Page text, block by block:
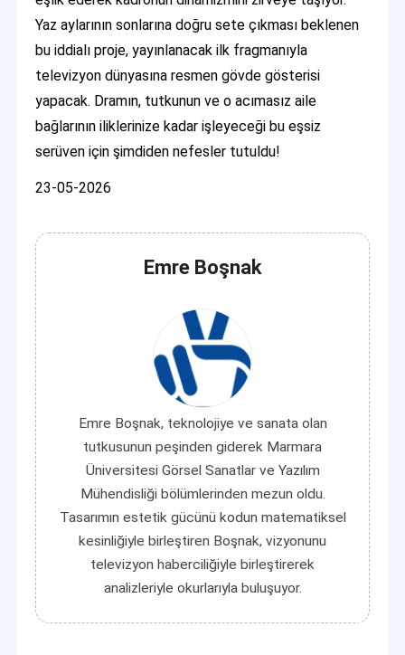
Yaz aylarının sonlarına doğru sete çıkması beklenen
bu iddialı proje, yayınlanacak ilk fragmanıyla
televizyon dünyasına resmen gövde gösterisi
yapacak. Dramın, tutkunun ve o acımasız aile
bağlarının iliklerinize kadar işleyeceği bu eşsiz
serüven için şimdiden nefesler tutuldu!
23-05-2026
Emre Boşnak
Emre Boşnak, teknolojiye ve sanata olan
tutkusunun peşinden giderek Marmara
Üniversitesi Görsel Sanatlar ve Yazılım
Mühendisliği bölümlerinden mezun oldu.
Tasarımın estetik gücünü kodun matematiksel
kesinliğiyle birleştiren Boşnak, vizyonunu
televizyon haberciliğiyle birleştirerek
analizleriyle okurlarıyla buluşuyor.